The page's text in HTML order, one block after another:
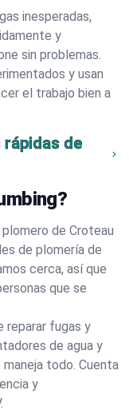
inesperadas,
y
sin problemas.
y usan
el trabajo bien a
rápidas de
plomero de Croteau
de plomería de
cerca, así que
que se
reparar fugas y
de agua y
todo. Cuenta
y